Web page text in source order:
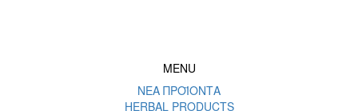
MENU
ΝΕΑ ΠΡΟΪΟΝΤΑ
HERBAL PRODUCTS